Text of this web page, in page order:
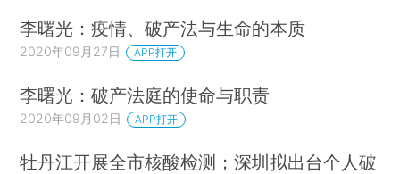
李曙光：疫情、破产法与生命的本质
2020年09月27日 APP打开
李曙光：破产法庭的使命与职责
2020年09月02日 APP打开
牡丹江开展全市核酸检测；深圳拟出台个人破